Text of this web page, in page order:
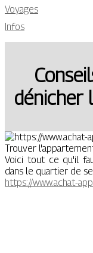
Voyages
Infos
dénicher
Trouver
Voici tout ce qu'il
dans le quartier de
https://www.achat-